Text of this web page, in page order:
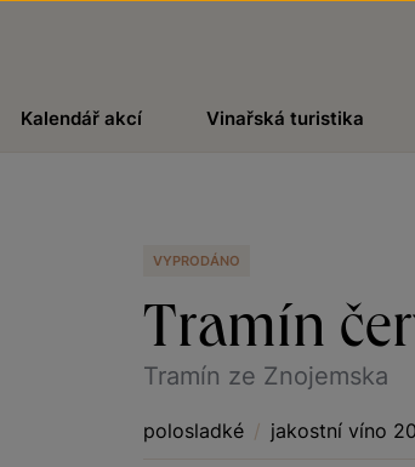
Kalendář akcí Vinařská turistika
VYPRODÁNO
Tramín
Tramín ze Znojemska
polosladké / jakostní víno